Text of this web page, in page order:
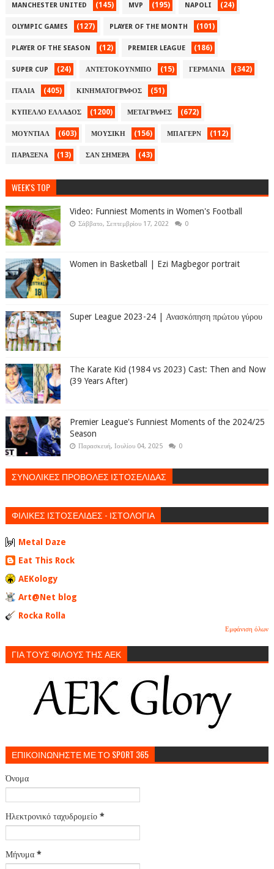
MANCHESTER UNITED (145) MVP (195) NAPOLI (24)
OLYMPIC GAMES (127) PLAYER OF THE MONTH (101)
PLAYER OF THE SEASON (12) PREMIER LEAGUE (186)
SUPER CUP (24) ΑΝΤΕΤΟΚΟΥΝΜΠΟ (15) ΓΕΡΜΑΝΙΑ (342)
ΙΤΑΛΙΑ (405) ΚΙΝΗΜΑΤΟΓΡΑΦΟΣ (51)
ΚΥΠΕΛΛΟ ΕΛΛΑΔΟΣ (1200) ΜΕΤΑΓΡΑΦΕΣ (672)
ΜΟΥΝΤΙΑΛ (603) ΜΟΥΣΙΚΗ (156) ΜΠΑΓΕΡΝ (112)
ΠΑΡΑΞΕΝΑ (13) ΣΑΝ ΣΗΜΕΡΑ (43)
WEEK'S TOP
Video: Funniest Moments in Women's Football
Σάββατο, Σεπτεμβρίου 17, 2022 0
Women in Basketball | Ezi Magbegor portrait
Super League 2023-24 | Ανασκόπηση πρώτου γύρου
The Karate Kid (1984 vs 2023) Cast: Then and Now
(39 Years After)
Premier League's Funniest Moments of the 2024/25
Season
Παρασκευή, Ιουλίου 04, 2025 0
ΣΥΝΟΛΙΚΕΣ ΠΡΟΒΟΛΕΣ ΙΣΤΟΣΕΛΙΔΑΣ
ΦΙΛΙΚΕΣ ΙΣΤΟΣΕΛΙΔΕΣ - ΙΣΤΟΛΟΓΙΑ
Metal Daze
Eat This Rock
AEKology
Art@Net blog
Rocka Rolla
Εμφάνιση όλων
ΓΙΑ ΤΟΥΣ ΦΙΛΟΥΣ ΤΗΣ ΑΕΚ
ΕΠΙΚΟΙΝΩΝΗΣΤΕ ΜΕ ΤΟ SPORT 365
Όνομα
Ηλεκτρονικό ταχυδρομείο *
Μήνυμα *